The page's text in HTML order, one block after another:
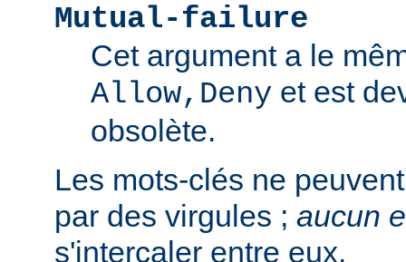
Mutual-failure
Cet argument a le
Allow,Deny et est
obsolète.
Les mots-clés ne
par des virgules ; aucun
s'intercaler entre eux.